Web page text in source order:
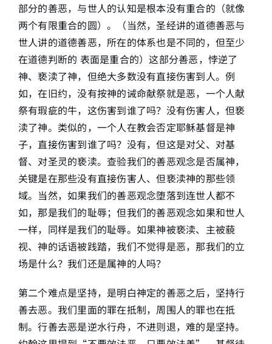
部分的善恶，与世人的认知是根本没有重合的（就像
两个有限重合的圆）。（当然，圣经讲的道德善恶与
世人讲的道德善恶，所在的体系也是不同的，但至少
在道德判断的 表面是重合的）这部分善恶，悖逆了
神、亵渎了神，但绝大多数没有直接伤害到人。例
如，在旧约，没有按神的诫命献祭就是恶，一个人献
祭有瑕疵的牛，这伤害到谁了吗？没有伤害人，但亵
渎了神。类似的，一个人在教会否定耶稣基督是神
子，直接伤害到谁了吗？没有，但这是对父、对基
督、对圣灵的亵渎。查验我们的善恶观念是否属神，
关键是在那些没有直接伤害人、但亵渎神的那些领
域。当然，如果我们的善恶观念堕落到连世人都不
如，那是我们的耻辱；但我们的善恶观念如果和世人
一样，同样是我们的耻辱。如果神被亵渎、主被藐
视、神的话语被践踏，我们不觉得是恶，那我们的立
场是什么？我们还是属神的人吗？
第二个难点是坚持，是明白神定的善恶之后，坚持行
善去恶。我们里面的罪在抵制，周围人的罪也在抵
制。行善去恶是逆水行舟，不进则退，难的是坚持。